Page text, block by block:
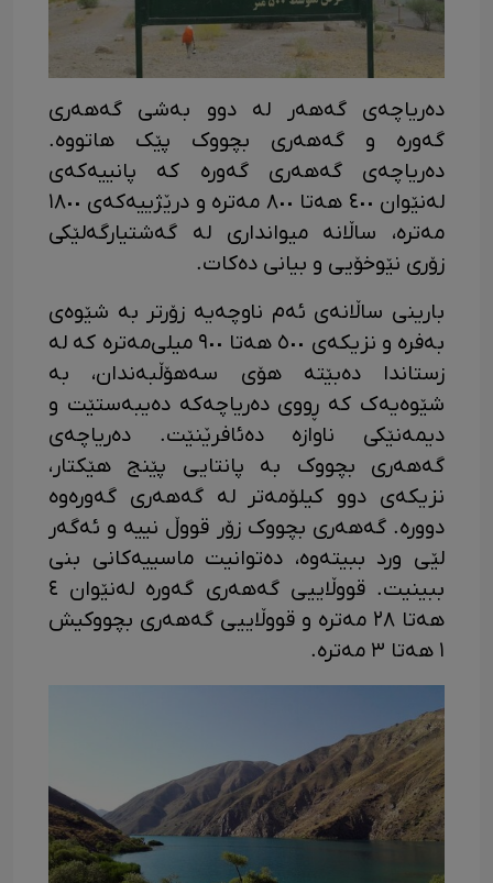
دەریاچەی گەهەر لە دوو بەشی گەهەری
گەورە و گەهەری بچووک پێک هاتووە.
دەریاچەی گەهەری گەورە کە پانییەکەی
لەنێوان ٤٠٠ هەتا ٨٠٠ مەترە و درێژییەکەی ١٨٠٠
مەترە، ساڵانە میوانداری لە گەشتیارگەلێکی
زۆری نێوخۆیی و بیانی دەکات.
بارینی ساڵانەی ئەم ناوچەیە زۆرتر بە شێوەی
بەفرە و نزیکەی ٥٠٠ هەتا ٩٠٠ میلی‌مەترە کە لە
زستاندا دەبێتە هۆی سەهۆڵبەندان، بە
شێوەیەک کە ڕووی دەریاچەکە دەیبەستێت و
دیمەنێکی ناوازە دەئافرێنێت. دەریاچەی
گەهەری بچووک بە پانتایی پێنج هێکتار،
نزیکەی دوو کیلۆمەتر لە گەهەری گەورەوە
دوورە. گەهەری بچووک زۆر قووڵ نییە و ئەگەر
لێی ورد ببیتەوە، دەتوانیت ماسییەکانی بنی
ببینیت. قووڵاییی گەهەری گەورە لەنێوان ٤
هەتا ٢٨ مەترە و قووڵاییی گەهەری بچووکیش
١ هەتا ٣ مەترە.